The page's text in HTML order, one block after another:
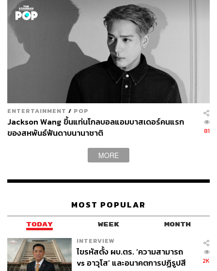
ENTERTAINMENT / POP
Jackson Wang ขึ้นแท่นโกลบอลแอมบาสเดอร์คนแรก
ของสหพันธ์ฟันดาบนานาชาติ
81
MORE
MOST POPULAR
TODAY WEEK MONTH
INTERVIEW
ไขรหัสตั้ง ผบ.ตร. ‘ความสามารถ
vs อาวุโส’ และอนาคตการปฏิรูปสี
2K